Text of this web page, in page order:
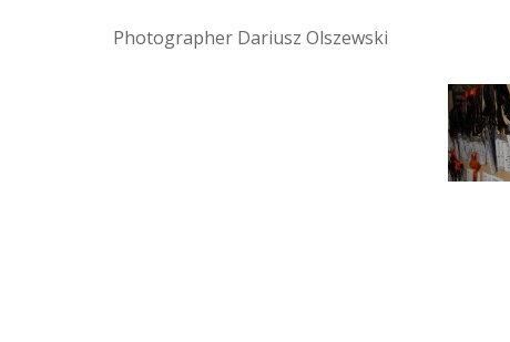
Photographer Dariusz Olszewski